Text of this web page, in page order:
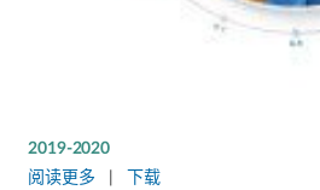
2019-2020
阅读更多 | 下载